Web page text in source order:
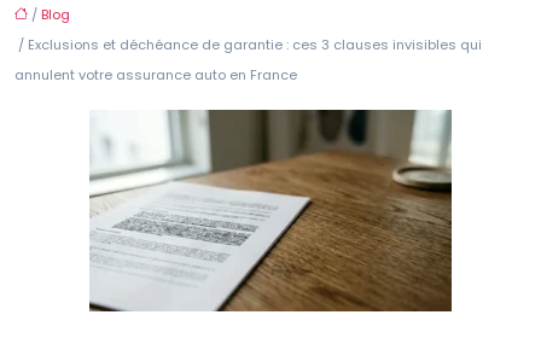
/ Blog
/ Exclusions et déchéance de garantie : ces 3 clauses invisibles qui
annulent votre assurance auto en France